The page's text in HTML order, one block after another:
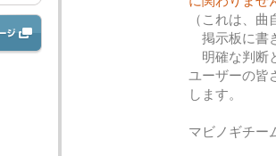
（これは、
掲示板に書
明確な判断
ユーザーの皆
します。
マビノギチー